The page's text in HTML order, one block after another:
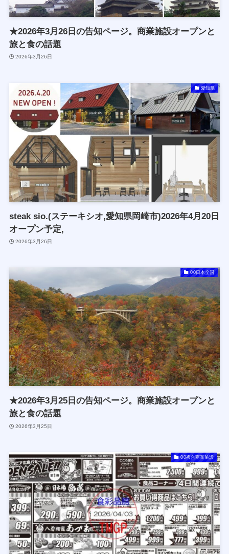
★2026年3月26日の告知ページ。商業施設オープンと
旅と食の話題
2026年3月26日
愛知県
steak sio.(ステーキシオ,愛知県岡崎市)2026年4月20日
オープン予定,
2026年3月26日
00日本全国
★2026年3月25日の告知ページ。商業施設オープンと
旅と食の話題
2026年3月25日
00複合商業施設